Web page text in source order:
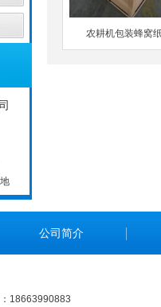
农耕机包装蜂窝
公司简介
18663990883